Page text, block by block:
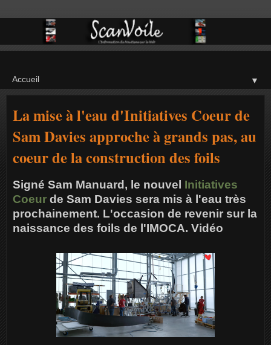
▼
La mise à l'eau d'Initiatives Coeur de
Sam Davies approche à grands pas, au
coeur de la construction des foils
Signé Sam Manuard, le nouvel Initiatives
Coeur de Sam Davies sera mis à l'eau très
prochainement. L'occasion de revenir sur la
naissance des foils de l'IMOCA. Vidéo